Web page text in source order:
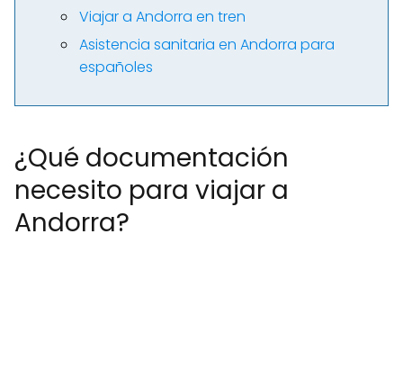
Viajar a Andorra en tren
Asistencia sanitaria en Andorra para
españoles
¿Qué documentación
necesito para viajar a
Andorra?